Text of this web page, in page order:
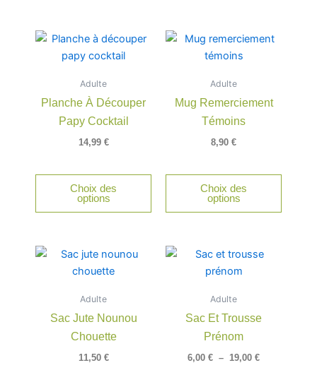
Adulte
Planche À Découper
Papy Cocktail
14,99 €
Choix des
options
Adulte
Mug Remerciement
Témoins
8,90 €
Choix des
options
Adulte
Sac Jute Nounou
Chouette
11,50 €
Adulte
Sac Et Trousse
Prénom
6,00 € – 19,00 €
Plage